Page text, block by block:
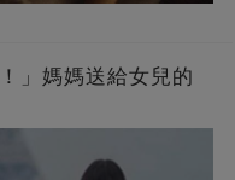
」媽媽送給女兒的